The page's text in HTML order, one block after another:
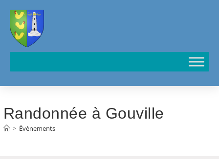
Randonnée à Gouville
> Évènements